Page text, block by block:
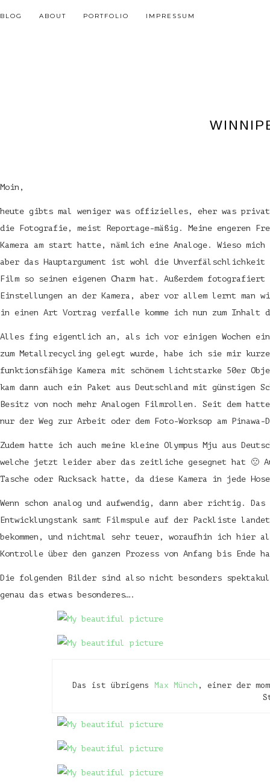
BLOG ABOUT PORTFOLIO IMPRESSUM
Moin,
heute gibts mal weniger was offizielles, eher was
die Fotografie, meist Reportage-mäßig. Meine engeren
Kamera am start hatte, nämlich eine Analoge.
Wieso
aber das Hauptargument ist wohl die
Film so seinen eigenen Charm hat. Außerdem
Einstellungen an der Kamera, aber vor allem lernt
in einen Art Vortrag verfalle komme ich nun zum Inhalt
Alles fing eigentlich an, als ich vor einigen Wochen
zum Metallrecycling gelegt wurde, habe ich sie mir
funktionsfähige Kamera mit schönem lichtstarke 50er
kam dann auch ein Paket aus Deutschland mit günstigen
Besitz von noch mehr Analogen Filmrollen. Seit dem
nur der Weg zur Arbeit oder dem Foto-Worksop am Pinawa-
Zudem hatte ich auch meine kleine Olympus Mju aus
welche jetzt leider aber das zeitliche gesegnet hat 🙁
Tasche oder Rucksack hatte, da diese Kamera in jede
Wenn schon analog und aufwendig, dann aber richtig.
Entwicklungstank samt Filmspule auf der Packliste
bekommen, und nichtmal sehr teuer, woraufhin ich hier
Kontrolle über den ganzen Prozess von Anfang bis Ende
Die folgenden Bilder sind also nicht besonders
genau das etwas besonderes….
Das ist übrigens Max Münch , einer der